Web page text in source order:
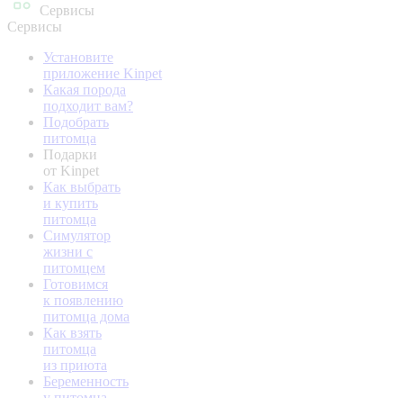
Сервисы
Сервисы
Установите
приложение Kinpet
Какая порода
подходит вам?
Подобрать
питомца
Подарки
от Kinpet
Как выбрать
и купить
питомца
Симулятор
жизни с
питомцем
Готовимся
к появлению
питомца дома
Как взять
питомца
из приюта
Беременность